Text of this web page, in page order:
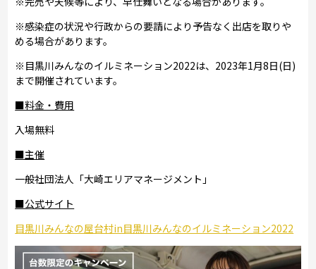
※感染症の状況や行政からの要請により予告なく出店を取りや
める場合があります。
※目黒川みんなのイルミネーション2022は、2023年1月8日(日)
まで開催されています。
■料金・費用
入場無料
■主催
一般社団法人「大崎エリアマネージメント」
■公式サイト
目黒川みんなの屋台村in目黒川みんなのイルミネーション2022